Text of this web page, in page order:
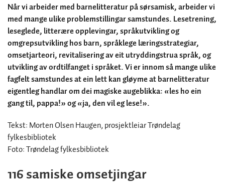
Når vi arbeider med barnelitteratur på sørsamisk, arbeider vi
med mange ulike problemstillingar samstundes. Lesetrening,
leseglede, litterære opplevingar, språkutvikling og
omgrepsutvikling hos barn, språklege læringsstrategiar,
omsetjarteori, revitalisering av eit utryddingstrua språk, og
utvikling av ordtilfanget i språket.Vi er innom så mange ulike
fagfelt samstundes at ein lett kan gløyme at barnelitteratur
eigentleg handlar om dei magiske augeblikka: «les ho ein
gang til, pappa!» og «ja, den vil eg lese!».
Tekst: Morten Olsen Haugen, prosjektleiar Trøndelag
fylkesbibliotek
Foto: Trøndelag fylkesbibliotek
116 samiske omsetjingar